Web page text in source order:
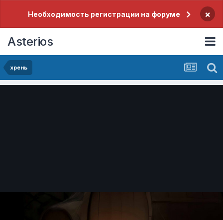
Необходимость регистрации на форуме ×
Asterios
хрень